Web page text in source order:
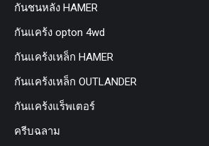
กันชนหลัง HAMER
กันแคร้ง opton 4wd
กันแคร้งเหล็ก HAMER
กันแคร้งเหล็ก OUTLANDER
กันแคร้งแร็พเตอร์
ครีบฉลาม